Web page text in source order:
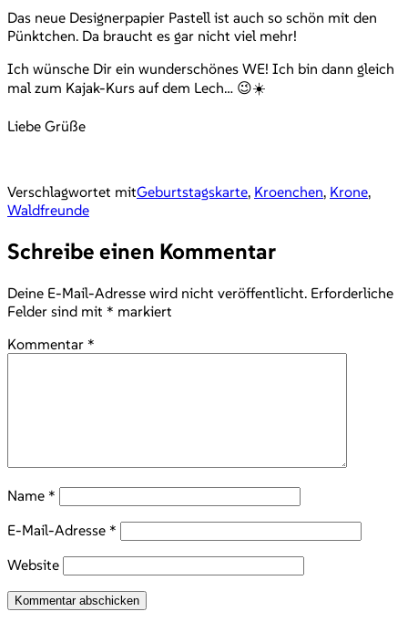
Das neue Designerpapier Pastell ist auch so schön mit den
Pünktchen. Da braucht es gar nicht viel mehr!
Ich wünsche Dir ein wunderschönes WE! Ich bin dann gleich
mal zum Kajak-Kurs auf dem Lech… 😉☀️
Liebe Grüße
Verschlagwortet mitGeburtstagskarte, Kroenchen, Krone,
Waldfreunde
Schreibe einen Kommentar
Deine E-Mail-Adresse wird nicht veröffentlicht. Erforderliche
Felder sind mit * markiert
Kommentar *
Name *
E-Mail-Adresse *
Website